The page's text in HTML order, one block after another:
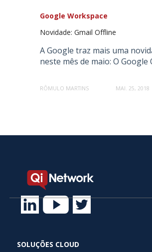
Google Workspace
Novidade: Gmail Offline
A Google traz mais uma
neste mês de maio: O Google
RÔMULO MARTINS MAI. 25, 2018
SOLUÇÕES CLOUD